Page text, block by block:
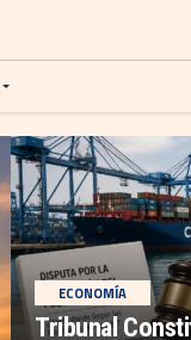
ECONOMÍA
Tribunal